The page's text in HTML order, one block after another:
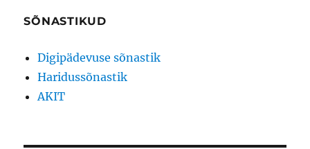
SÕNASTIKUD
Digipädevuse sõnastik
Haridussõnastik
AKIT